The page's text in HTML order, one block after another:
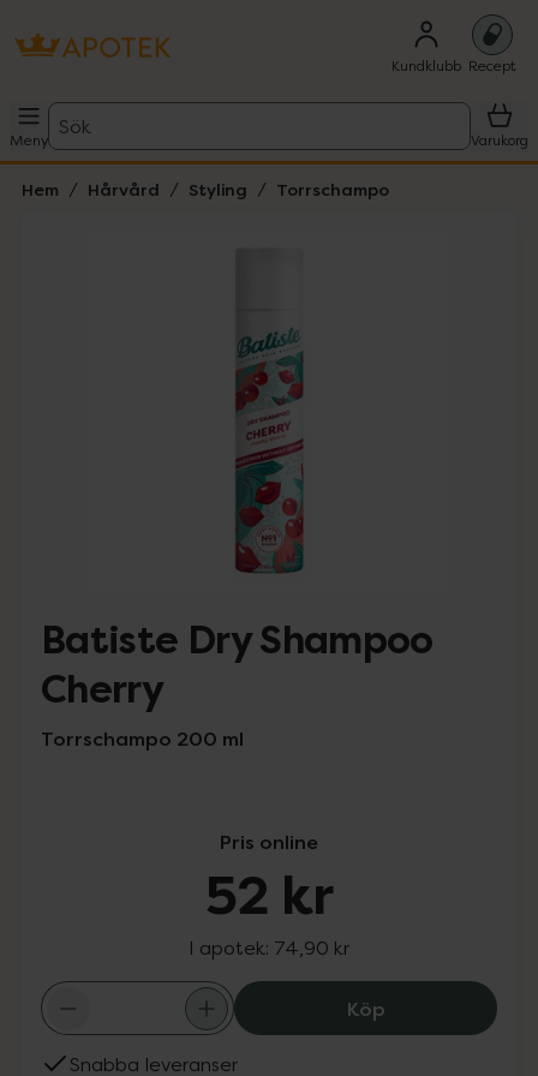
Kundklubb Recept
Meny
Sök
Varukorg
Hem Hårvård Styling Torrschampo
Batiste Dry Shampoo
Cherry
Torrschampo 200 ml
Pris online
52 kr
I apotek: 74,90 kr
KöpBatiste Dry
Snabba leveranser